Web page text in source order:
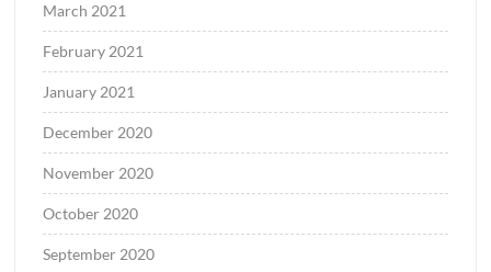
March 2021
February 2021
January 2021
December 2020
November 2020
October 2020
September 2020